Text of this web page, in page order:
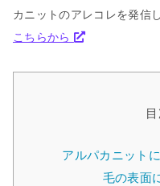
カニットのアレコレを発信
こちらから
アルパカニット
毛の表面